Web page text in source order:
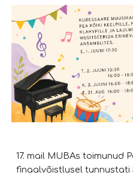
17. mail MUBAs toimunud
finaalvõistlusel tunnustati